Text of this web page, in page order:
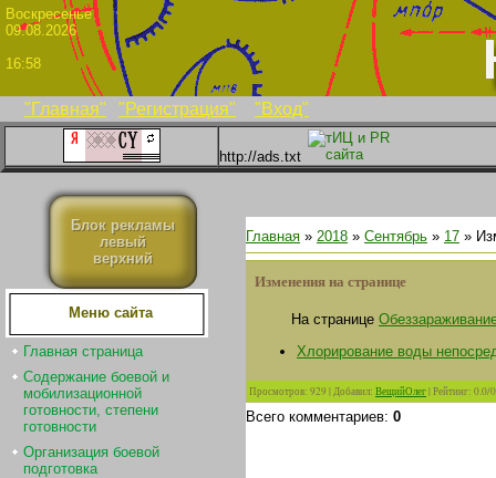
"Главная" "Регистрация" "Вход"
09.08.2026
16:58
http://ads.txt
Блок рекламы
левый
верхний
Меню сайта
Главная страница
Содержание боевой и
мобилизационной
готовности, степени
готовности
Организация боевой
подготовка
Главная » 2018 » Сентябрь » 17 »
Изменения на странице
На странице
Хлорирование воды
Просмотров: 929 |Добавил: ВещийОлег|Рейтинг: 0.0/0
Всего комментариев: 0